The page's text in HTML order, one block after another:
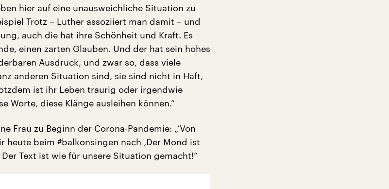
hier auf eine unausweichliche Situation zu
Trotz – Luther assoziiert man damit – und
auch die hat ihre Schönheit und Kraft. Es
einen zarten Glauben. Und der hat sein hohes
Ausdruck, und zwar so, dass viele
anderen Situation sind, sie sind nicht in Haft,
ist ihr Leben traurig oder irgendwie
Worte, diese Klänge ausleihen können.“
Frau zu Beginn der Corona-Pandemie: „‘Von
heute beim #balkonsingen nach ‚Der Mond ist
Text ist wie für unsere Situation gemacht!“